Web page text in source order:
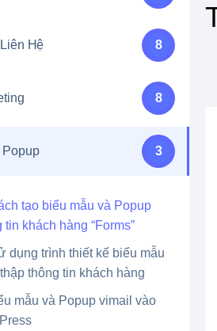
Hệ 8
8
Popup 3
tạo biểu mẫu và Popup
khách hàng “Forms”
dụng trình thiết kế biểu mẫu
thông tin khách hàng
mẫu và Popup vimail vào